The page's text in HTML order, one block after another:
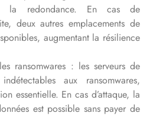
la redondance. En cas de
deux autres emplacements de
augmentant la résilience
ransomwares : les serveurs de
aux ransomwares,
essentielle. En cas d’attaque, la
est possible sans payer de